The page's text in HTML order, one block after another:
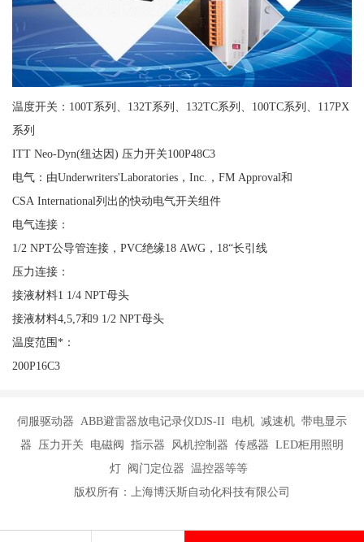
温度开关：100T系列、132T系列、132TC系列、100TC系列、117PX
系列
ITT Neo-Dyn(纽达因) 压力开关100P48C3
电气：由Underwriters'Laboratories，Inc.，FM Approval和
CSA International列出的快动电气开关组件
电气连接：
1/2 NPT公导管连接，PVC绝缘18 AWG，18“长引线
压力连接：
接液材料1 1/4 NPT母头
接液材料4,5,7和9 1/2 NPT母头
温度范围*：
200P16C3
伺服驱动器 ABB避雷器放电记录仪DJS-II 电机 减速机 带电显示
器 压力开关 电磁阀 指示器 风机控制器 传感器 LED柜用照明
灯 阀门定位器 温控器等等
版权所有：上海博沃斯自动化科技有限公司